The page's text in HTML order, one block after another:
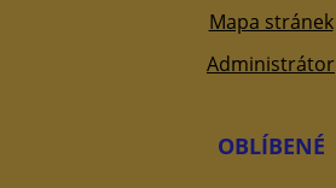
Mapa stránek
Administrátor
OBLÍBENÉ